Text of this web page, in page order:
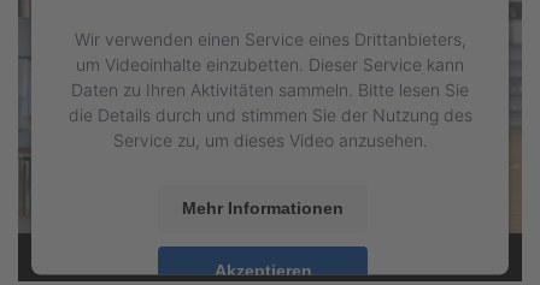
Wir verwenden einen Service eines Drittanbieters,
um Videoinhalte einzubetten. Dieser Service kann
Daten zu Ihren Aktivitäten sammeln. Bitte lesen Sie
die Details durch und stimmen Sie der Nutzung des
Service zu, um dieses Video anzusehen.
Mehr Informationen
Akzeptieren